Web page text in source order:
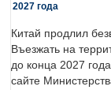
2027 года
Китай продлил
Въезжать на
до конца 2027
сайте